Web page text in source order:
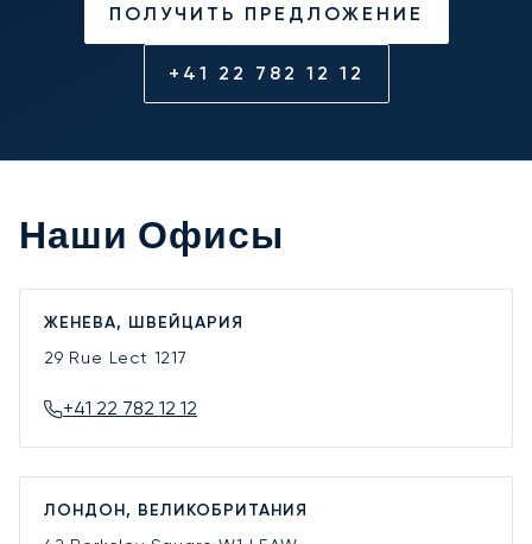
ПОЛУЧИТЬ ПРЕДЛОЖЕНИЕ
+41 22 782 12 12
Наши Офисы
ЖЕНЕВА, ШВЕЙЦАРИЯ
29 Rue Lect 1217
+41 22 782 12 12
ЛОНДОН, ВЕЛИКОБРИТАНИЯ